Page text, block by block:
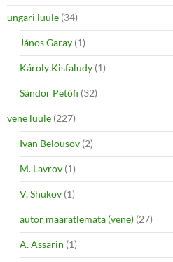
ungari luule (34)
János Garay (1)
Károly Kisfaludy (1)
Sándor Petőfi (32)
vene luule (227)
Ivan Belousov (2)
M. Lavrov (1)
V. Shukov (1)
autor määratlemata (vene) (27)
A. Assarin (1)